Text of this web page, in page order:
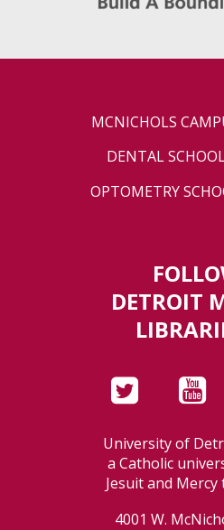
MCNICHOLS
DENTAL
OPTOMETRY
DETROIT
University of
a Catholic
Jesuit and
4001 W.